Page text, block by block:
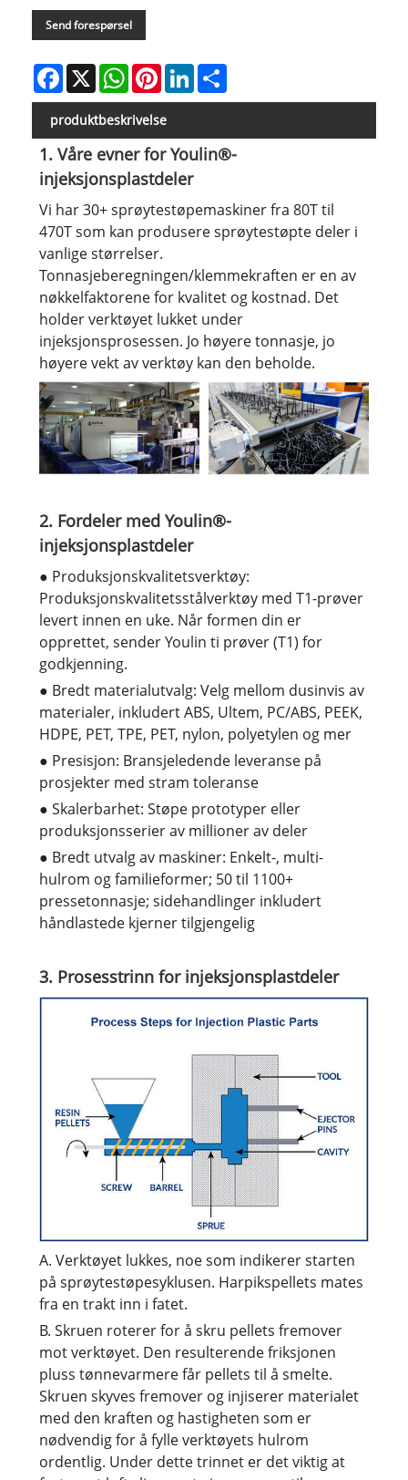
Send forespørsel
Facebook
X WhatsAppPinterestLinkedIn
produktbeskrivelse
1. Våre evner for Youlin®-
injeksjonsplastdeler
Vi har 30+ sprøytestøpemaskiner fra 80T til
470T som kan produsere sprøytestøpte deler i
vanlige størrelser.
Tonnasjeberegningen/klemmekraften er en av
nøkkelfaktorene for kvalitet og kostnad. Det
holder verktøyet lukket under
injeksjonsprosessen. Jo høyere tonnasje, jo
høyere vekt av verktøy kan den beholde.
2. Fordeler med Youlin®-
injeksjonsplastdeler
● Produksjonskvalitetsverktøy:
Produksjonskvalitetsstålverktøy med T1-prøver
levert innen en uke. Når formen din er
opprettet, sender Youlin ti prøver (T1) for
godkjenning.
● Bredt materialutvalg: Velg mellom dusinvis av
materialer, inkludert ABS, Ultem, PC/ABS, PEEK,
HDPE, PET, TPE, PET, nylon, polyetylen og mer
● Presisjon: Bransjeledende leveranse på
prosjekter med stram toleranse
● Skalerbarhet: Støpe prototyper eller
produksjonsserier av millioner av deler
● Bredt utvalg av maskiner: Enkelt-, multi-
hulrom og familieformer; 50 til 1100+
pressetonnasje; sidehandlinger inkludert
håndlastede kjerner tilgjengelig
3. Prosesstrinn for injeksjonsplastdeler
A. Verktøyet lukkes, noe som indikerer starten
på sprøytestøpesyklusen. Harpikspellets mates
fra en trakt inn i fatet.
B. Skruen roterer for å skru pellets fremover
mot verktøyet. Den resulterende friksjonen
pluss tønnevarmere får pellets til å smelte.
Skruen skyves fremover og injiserer materialet
med den kraften og hastigheten som er
nødvendig for å fylle verktøyets hulrom
ordentlig. Under dette trinnet er det viktig at